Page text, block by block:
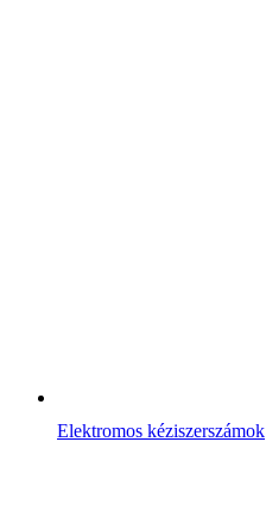
Elektromos kéziszerszámok